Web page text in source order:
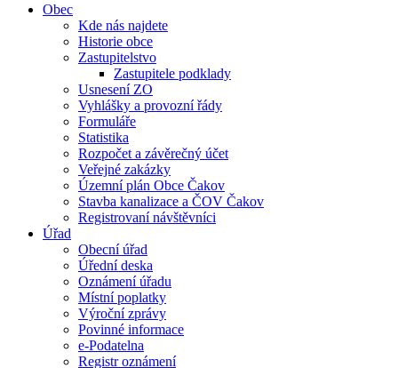
Obec
Kde nás najdete
Historie obce
Zastupitelstvo
Zastupitele podklady
Usnesení ZO
Vyhlášky a provozní řády
Formuláře
Statistika
Rozpočet a závěrečný účet
Veřejné zakázky
Územní plán Obce Čakov
Stavba kanalizace a ČOV Čakov
Registrovaní návštěvníci
Úřad
Obecní úřad
Úřední deska
Oznámení úřadu
Místní poplatky
Výroční zprávy
Povinné informace
e-Podatelna
Registr oznámení